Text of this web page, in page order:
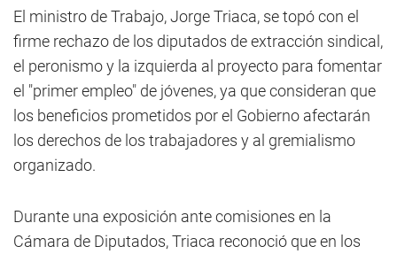
El ministro de Trabajo, Jorge Triaca, se topó con el
firme rechazo de los diputados de extracción sindical,
el peronismo y la izquierda al proyecto para fomentar
el "primer empleo" de jóvenes, ya que consideran que
los beneficios prometidos por el Gobierno afectarán
los derechos de los trabajadores y al gremialismo
organizado.
Durante una exposición ante comisiones en la
Cámara de Diputados, Triaca reconoció que en los